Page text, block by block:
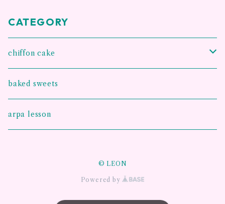
CATEGORY
chiffon cake
王様のシフォンケーキ
お手紙シフォンケーキ
baked sweets
arpa lesson
© LEON
Powered by